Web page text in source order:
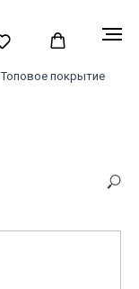
Топовое покрытие